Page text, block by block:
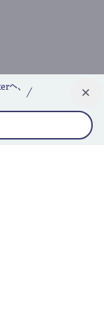
へ、